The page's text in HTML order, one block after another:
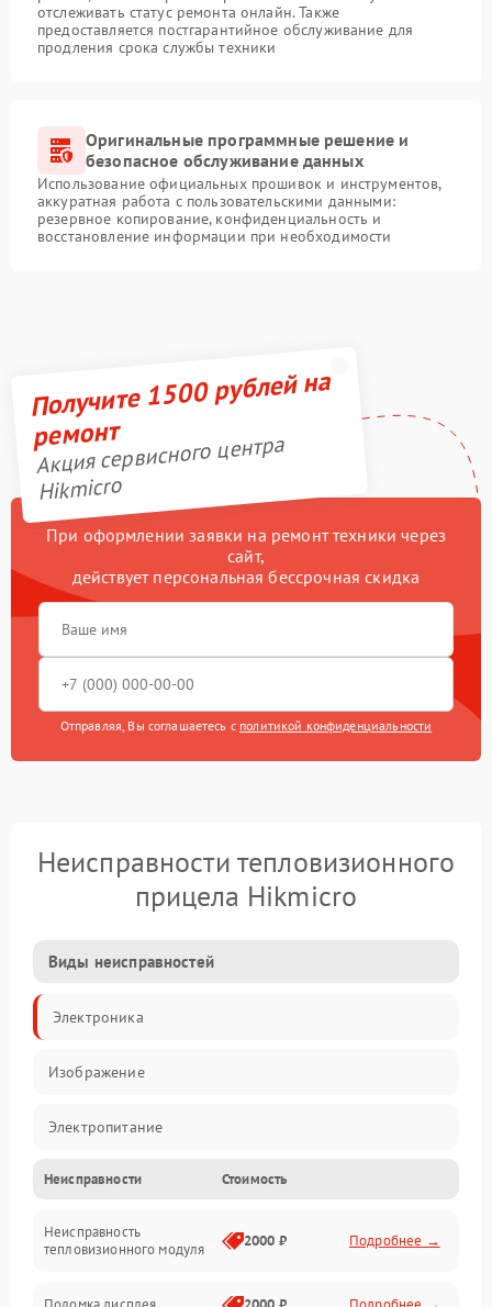
отслеживать статус ремонта онлайн. Также
предоставляется постгарантийное обслуживание для
продления срока службы техники
Оригинальные программные решение и
безопасное обслуживание данных
Использование официальных прошивок и инструментов,
аккуратная работа с пользовательскими данными:
резервное копирование, конфиденциальность и
восстановление информации при необходимости
Получите 1500 рублей на
ремонт
Акция сервисного центра
Hikmicro
При оформлении заявки на ремонт техники через
сайт,
действует персональная бессрочная скидка
Отправляя, Вы соглашаетесь с политикой конфиденциальности
Неисправности тепловизионного
прицела Hikmicro
Виды неисправностей
Электроника
Изображение
Электропитание
Измерения
Матрица
Неисправности Стоимость
Неисправность
тепловизионного модуля
2000 ₽ Подробнее →